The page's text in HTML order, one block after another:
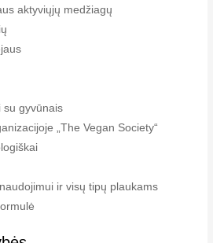
aktyviųjų medžiagų
su gyvūnais
„The Vegan Society“
ir visų tipų plaukams